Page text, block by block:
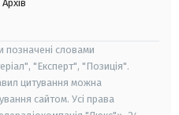
Архів
позначені словами
"Експерт", "Позиція".
цитування можна
сайтом. Усі права